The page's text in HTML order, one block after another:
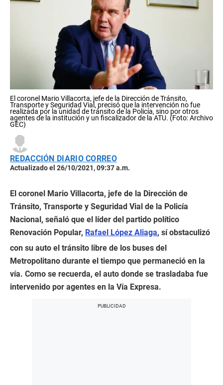
El coronel Mario Villacorta, jefe de la Dirección de Tránsito,
Transporte y Seguridad Vial, precisó que la intervención no fue
realizada por la unidad de tránsito de la Policía, sino por otros
agentes de la institución y un fiscalizador de la ATU. (Foto: Archivo
GEC)
REDACCIÓN DIARIO CORREO
Actualizado el 26/10/2021, 09:37 a.m.
El coronel Mario Villacorta, jefe de la Dirección de
Tránsito, Transporte y Seguridad Vial de la Policía
Nacional, señaló que el líder del partido político
Renovación Popular, Rafael López Aliaga, sí obstaculizó
con su auto el tránsito libre de los buses del
Metropolitano durante el tiempo que permaneció en la
vía. Como se recuerda, el auto donde se trasladaba fue
intervenido por agentes en la Vía Expresa.